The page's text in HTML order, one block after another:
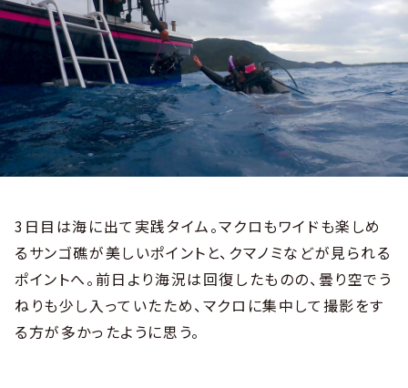
3日目は海に出て実践タイム。マクロもワイドも楽しめ
るサンゴ礁が美しいポイントと、クマノミなどが見られる
ポイントへ。前日より海況は回復したものの、曇り空でう
ねりも少し入っていたため、マクロに集中して撮影をす
る方が多かったように思う。